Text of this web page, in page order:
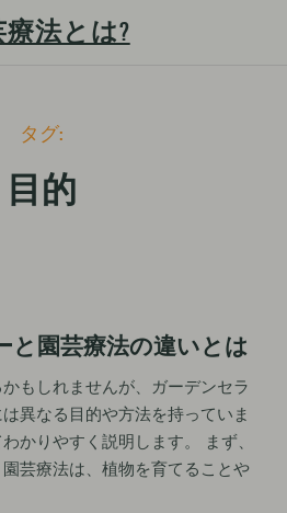
療法とは?
タグ:
目的
と園芸療法の違いとは
もしれませんが、ガーデンセラ
異なる目的や方法を持っていま
かりやすく説明します。 まず、
芸療法は、植物を育てることや